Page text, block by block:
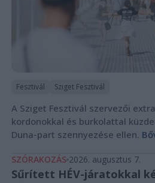
Fesztivál Sziget Fesztivál
A Sziget Fesztivál szervezői
kordonokkal és burkolattal
Duna-part szennyezése ellen.
SZÓRAKOZÁS 2026. augusztus 7.
Sűrített HÉV-járatokkal